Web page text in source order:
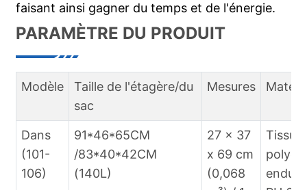
faisant ainsi gagner du temps et de l'énergie.
PARAMÈTRE DU PRODUIT
Modèle
Taille de l'étagère/du
sac
Mesures
Dans
(101-
106)
91*46*65CM
/83*40*42CM
(140L)
27 x 37
x 69 cm
(0,068
Tissu
enduit